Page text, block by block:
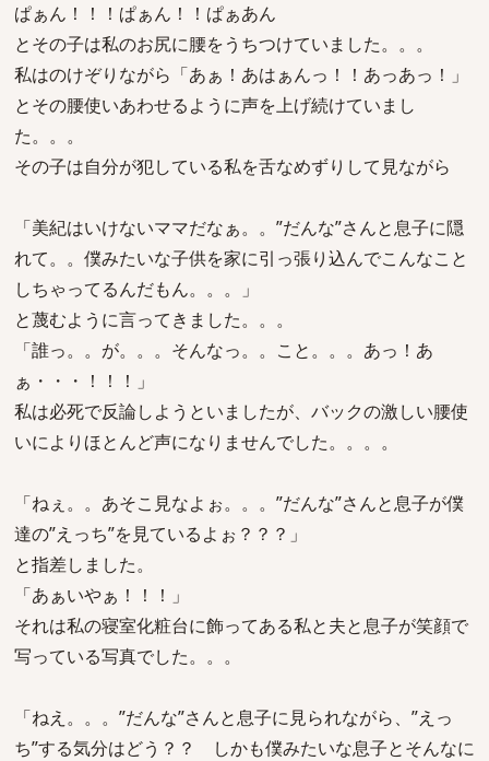
ぱぁん！！！ぱぁん！！ぱぁあん
とその子は私のお尻に腰をうちつけていました。。。
私はのけぞりながら「あぁ！あはぁんっ！！あっあっ！」
とその腰使いあわせるように声を上げ続けていまし
た。。。
その子は自分が犯している私を舌なめずりして見ながら
「美紀はいけないママだなぁ。。”だんな”さんと息子に隠
れて。。僕みたいな子供を家に引っ張り込んでこんなこと
しちゃってるんだもん。。。」
と蔑むように言ってきました。。。
「誰っ。。が。。。そんなっ。。こと。。。あっ！あ
ぁ・・・！！！」
私は必死で反論しようといましたが、バックの激しい腰使
いによりほとんど声になりませんでした。。。。
「ねぇ。。あそこ見なよぉ。。。”だんな”さんと息子が僕
達の”えっち”を見ているよぉ？？？」
と指差しました。
「あぁいやぁ！！！」
それは私の寝室化粧台に飾ってある私と夫と息子が笑顔で
写っている写真でした。。。
「ねえ。。。”だんな”さんと息子に見られながら、”えっ
ち”する気分はどう？？ しかも僕みたいな息子とそんなに